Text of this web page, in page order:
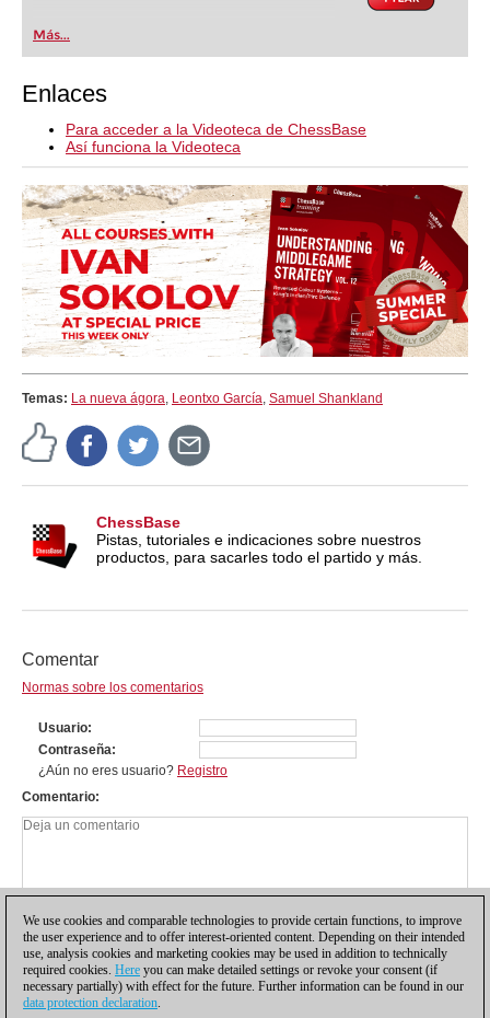
Más...
Enlaces
Para acceder a la Videoteca de ChessBase
Así funciona la Videoteca
Temas: La nueva ágora, Leontxo García, Samuel Shankland
ChessBase
Pistas, tutoriales e indicaciones sobre nuestros
productos, para sacarles todo el partido y más.
Comentar
Normas sobre los comentarios
Usuario
Contraseña
¿Aún no eres usuario? Registro
Comentario
We use cookies and comparable technologies to provide certain functions, to improve
the user experience and to offer interest-oriented content. Depending on their intended
use, analysis cookies and marketing cookies may be used in addition to technically
required cookies. Here you can make detailed settings or revoke your consent (if
necessary partially) with effect for the future. Further information can be found in our
data protection declaration.